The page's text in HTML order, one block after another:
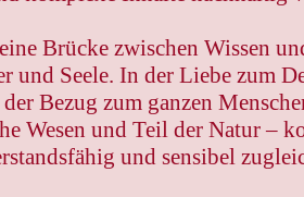
Brücke zwischen Wissen
und Seele. In der Liebe zum
Bezug zum ganzen
Wesen und Teil der Natur –
und sensibel